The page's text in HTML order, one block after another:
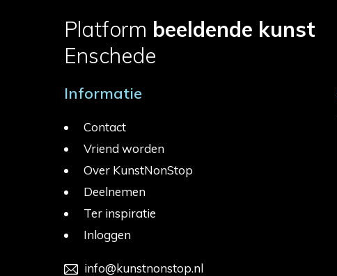
Platform beeldende kunst
Enschede
Informatie
Contact
Vriend worden
Over KunstNonStop
Deelnemen
Ter inspiratie
Inloggen
info@kunstnonstop.nl